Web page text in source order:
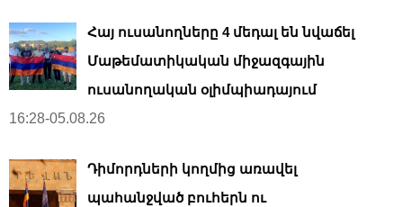
Հայ ուսանողները 4 մեդալ են նվաճել
Մաթեմատիկական միջազգային
ուսանողական օլիմպիադայում
16:28-05.08.26
Դիմորդների կողմից առավել
պահանջված բուհերն ու